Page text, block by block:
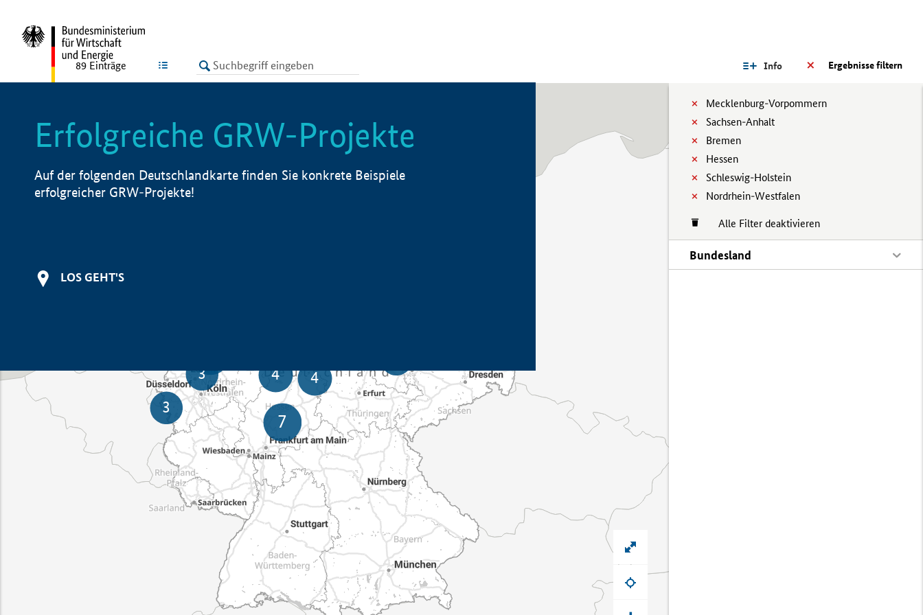
LISTE Ergebnisse filtern
Info
Mecklenburg-Vorpommern
Sachsen-Anhalt
Bremen
Hessen
Schleswig-Holstein
Nordrhein-Westfalen
Alle Filter deaktivieren
Bundesland
89 Einträge
Erfolgreiche GRW-Projekte
Auf der folgenden Deutschlandkarte finden Sie konkrete Beispiele
erfolgreicher GRW-Projekte!
LOS GEHT'S